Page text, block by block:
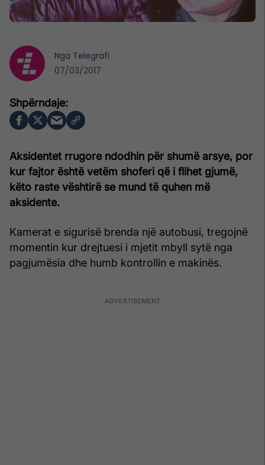
Aksidentet rrugore ndodhin për shumë arsye, por
kur fajtor është vetëm shoferi që i flihet gjumë,
këto raste vështirë se mund të quhen më
aksidente.
Kamerat e sigurisë brenda një autobusi, tregojnë
momentin kur drejtuesi i mjetit mbyll sytë nga
pagjumësia dhe humb kontrollin e makinës.
Nga Telegrafi
07/03/2017